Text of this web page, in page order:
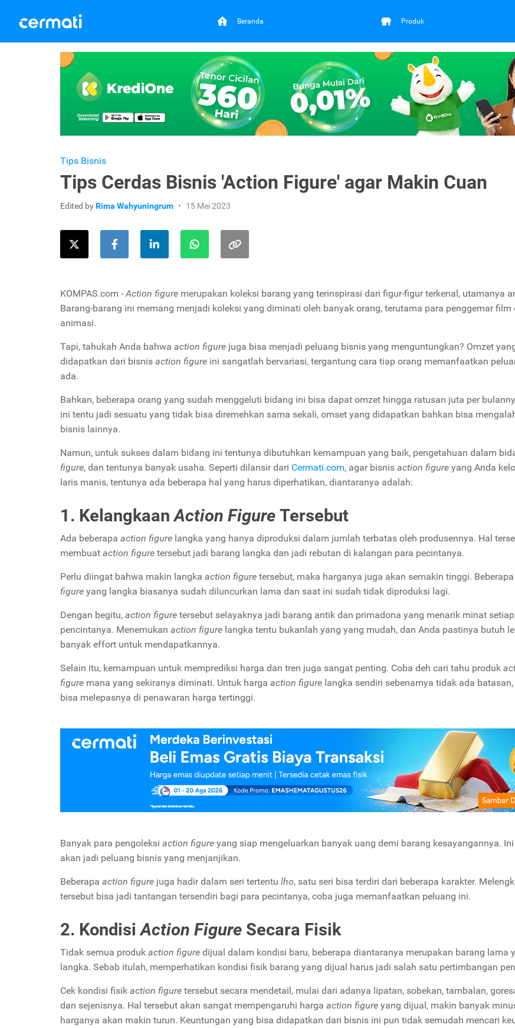
Beranda Produk
Tips Bisnis
Tips Cerdas Bisnis 'Action Figure' agar Makin Cuan
Edited byRima Wahyuningrum 15 Mei 2023
KOMPAS.com -Action figure merupakan koleksi barang yang terinspirasi dari figur-figur terkenal, utamanya
Barang-barang ini memang menjadi koleksi yang diminati oleh banyak orang, terutama para penggemar film
animasi.
Tapi, tahukah Anda bahwa action figure juga bisa menjadi peluang bisnis yang menguntungkan? Omzet
didapatkan dari bisnis action figure ini sangatlah bervariasi, tergantung cara tiap orang memanfaatkan
ada.
Bahkan, beberapa orang yang sudah menggeluti bidang ini bisa dapat omzet hingga ratusan juta per
ini tentu jadi sesuatu yang tidak bisa diremehkan sama sekali, omset yang didapatkan bahkan bisa
bisnis lainnya.
Namun, untuk sukses dalam bidang ini tentunya dibutuhkan kemampuan yang baik, pengetahuan dalam
figure, dan tentunya banyak usaha. Seperti dilansir dari Cermati.com, agar bisnis action figure yang Anda
laris manis, tentunya ada beberapa hal yang harus diperhatikan, diantaranya adalah:
1. Kelangkaan Action Figure Tersebut
Ada beberapa action figure langka yang hanya diproduksi dalam jumlah terbatas oleh produsennya. Hal
membuat action figure tersebut jadi barang langka dan jadi rebutan di kalangan para pecintanya.
Perlu diingat bahwa makin langka action figure tersebut, maka harganya juga akan semakin tinggi. Beberapa
figure yang langka biasanya sudah diluncurkan lama dan saat ini sudah tidak diproduksi lagi.
Dengan begitu, action figure tersebut selayaknya jadi barang antik dan primadona yang menarik minat setiap
pencintanya. Menemukan action figure langka tentu bukanlah yang yang mudah, dan Anda pastinya butuh
banyak effort untuk mendapatkannya.
Selain itu, kemampuan untuk memprediksi harga dan tren juga sangat penting. Coba deh cari tahu produk
figure mana yang sekiranya diminati. Untuk harga action figure langka sendiri sebenarnya tidak ada
bisa melepasnya di penawaran harga tertinggi.
Banyak para pengoleksi action figure yang siap mengeluarkan banyak uang demi barang kesayangannya.
akan jadi peluang bisnis yang menjanjikan.
Beberapa action figure juga hadir dalam seri tertentu lho, satu seri bisa terdiri dari beberapa karakter.
tersebut bisa jadi tantangan tersendiri bagi para pecintanya, coba juga memanfaatkan peluang ini.
2. Kondisi Action Figure Secara Fisik
Tidak semua produk action figure dijual dalam kondisi baru, beberapa diantaranya merupakan barang lama
langka. Sebab itulah, memperhatikan kondisi fisik barang yang dijual harus jadi salah satu pertimbangan
Cek kondisi fisik action figure tersebut secara mendetail, mulai dari adanya lipatan, sobekan, tambalan,
dan sejenisnya. Hal tersebut akan sangat mempengaruhi harga action figure yang dijual, makin banyak
harganya akan makin turun. Keuntungan yang bisa didapatkan dari bisnis ini pun tidak semudah mencari